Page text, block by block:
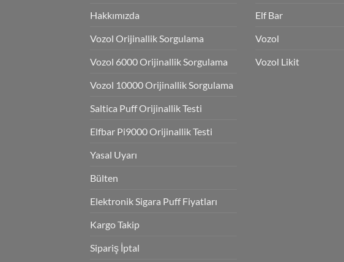
Hakkımızda
Vozol Orijinallik Sorgulama
Vozol 6000 Orijinallik Sorgulama
Vozol 10000 Orijinallik Sorgulama
Saltica Puff Orijinallik Testi
Elfbar Pi9000 Orijinallik Testi
Yasal Uyarı
Bülten
Elektronik Sigara Puff Fiyatları
Kargo Takip
Sipariş İptal
Elf Bar
Vozol
Vozol Likit